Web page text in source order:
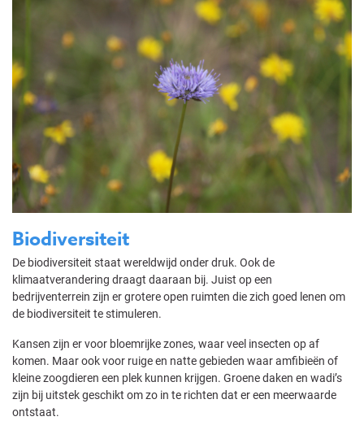
Biodiversiteit
De biodiversiteit staat wereldwijd onder druk. Ook de
klimaatverandering draagt daaraan bij. Juist op een
bedrijventerrein zijn er grotere open ruimten die zich goed lenen om
de biodiversiteit te stimuleren.
Kansen zijn er voor bloemrijke zones, waar veel insecten op af
komen. Maar ook voor ruige en natte gebieden waar amfibieën of
kleine zoogdieren een plek kunnen krijgen. Groene daken en wadi’s
zijn bij uitstek geschikt om zo in te richten dat er een meerwaarde
ontstaat.